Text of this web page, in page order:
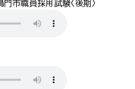
市職員採用試験〈後期〉